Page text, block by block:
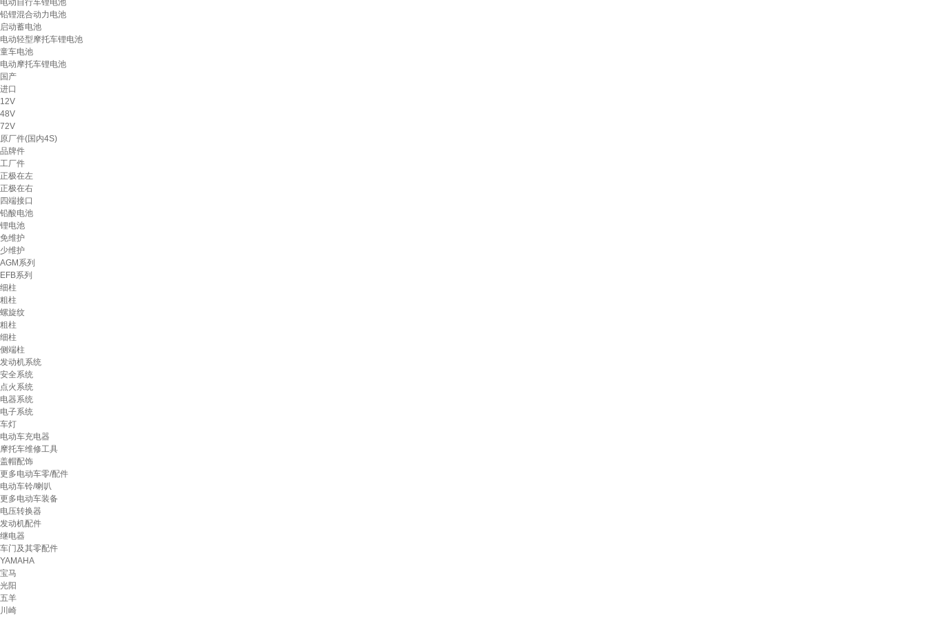
电动自行车锂电池
铅锂混合动力电池
启动蓄电池
电动轻型摩托车锂电池
童车电池
电动摩托车锂电池
国产
进口
12V
48V
72V
原厂件(国内4S)
品牌件
工厂件
正极在左
正极在右
四端接口
铅酸电池
锂电池
免维护
少维护
AGM系列
EFB系列
细柱
粗柱
螺旋纹
粗柱
细柱
侧端柱
发动机系统
安全系统
点火系统
电器系统
电子系统
车灯
电动车充电器
摩托车维修工具
盖帽配饰
更多电动车零/配件
电动车铃/喇叭
更多电动车装备
电压转换器
发动机配件
继电器
车门及其零配件
YAMAHA
宝马
光阳
五羊
川崎